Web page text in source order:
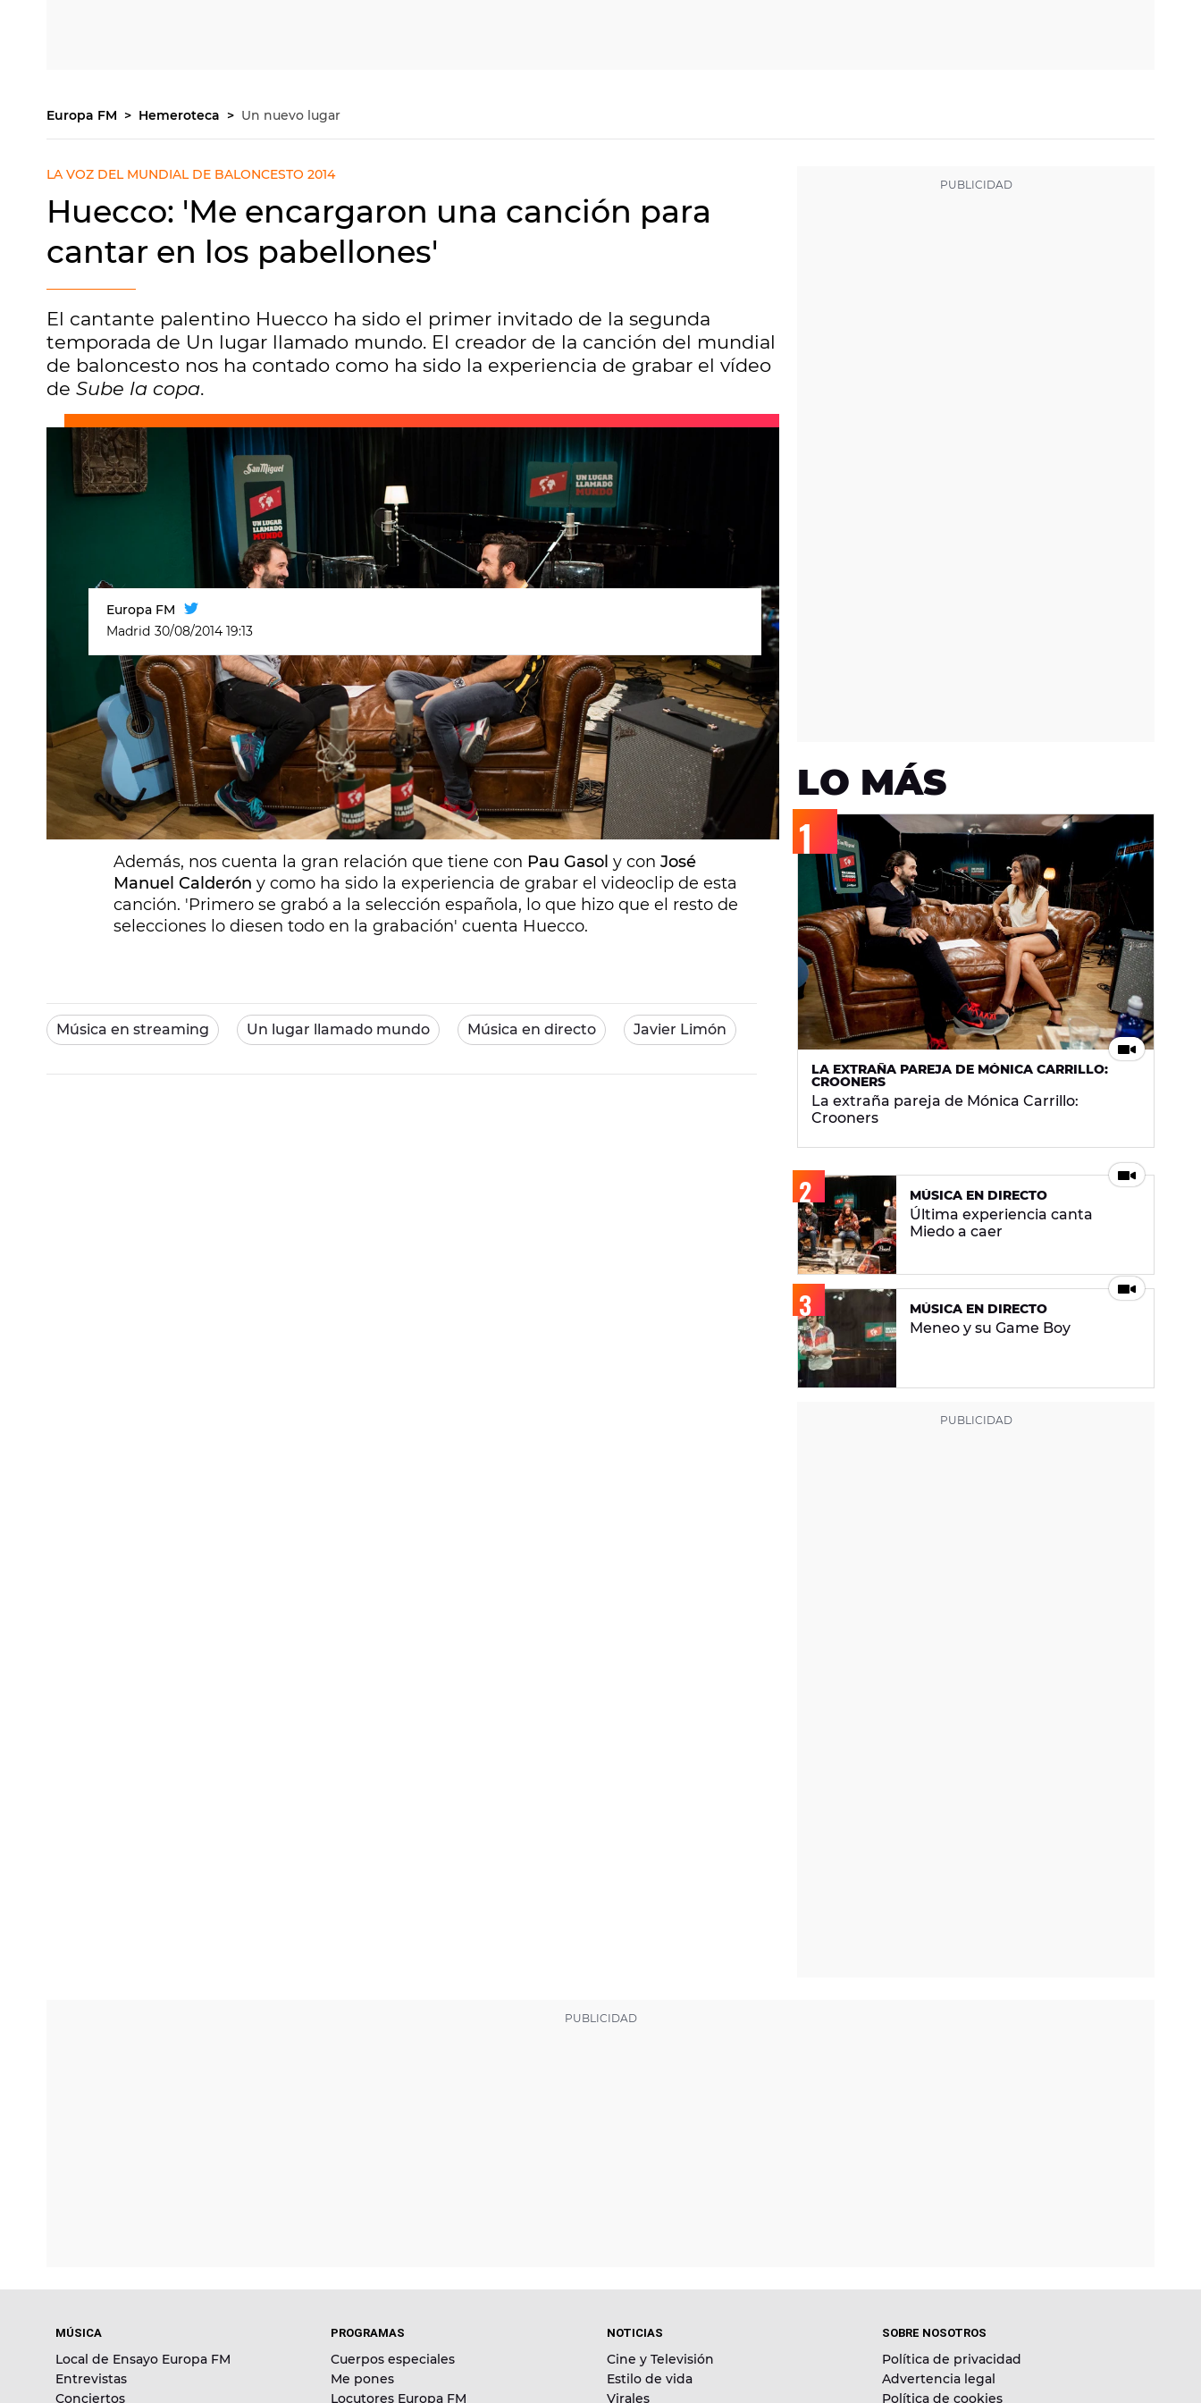
Europa FM Hemeroteca Un nuevo lugar
LA VOZ DEL MUNDIAL DE BALONCESTO 2014
Huecco: 'Me encargaron una canción para
cantar en los pabellones'
El cantante palentino Huecco ha sido el primer invitado de la segunda
temporada de Un lugar llamado mundo. El creador de la canción del mundial
de baloncesto nos ha contado como ha sido la experiencia de grabar el vídeo
de Sube la copa.
Europa FM
Madrid 30/08/2014 19:13
El creador del rumbatón, Huecco, ha pasado por los micrófonos de Un lugar
llamado mundo con motivo de la creación del himno del mundial de
baloncesto 2014. El palentino ha sido el artífice de la canciónSube la copa.
Explica que las instituciones se pusieron en contacto con él a través del ex
jugador de baloncesto Jorge Garbajosa. 'Me encargaron una canción para
cantar en los pabellones'asegura el cantante.
Además, nos cuenta la gran relación que tiene con Pau Gasol y con José
Manuel Calderón y como ha sido la experiencia de grabar el videoclip de esta
canción. 'Primero se grabó a la selección española, lo que hizo que el resto de
selecciones lo diesen todo en la grabación' cuenta Huecco.
Música en streaming Un lugar llamado mundo Música en directo Javier Limón
LO MÁS
LA EXTRAÑA PAREJA DE MÓNICA CARRILLO:
CROONERS
La extraña pareja de Mónica Carrillo:
Crooners
MÚSICA EN DIRECTO
Última experiencia canta
Miedo a caer
MÚSICA EN DIRECTO
Meneo y su Game Boy
MÚSICA
Local de Ensayo Europa FM
Entrevistas
Conciertos
PROGRAMAS
Cuerpos especiales
Me pones
Locutores Europa FM
NOTICIAS
Cine y Televisión
Estilo de vida
Virales
SOBRE NOSOTROS
Política de privacidad
Advertencia legal
Política de cookies